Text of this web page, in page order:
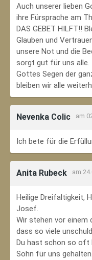
Auch unserer lieben
ihre Fürsprache am
DAS GEBET HILFT!!
Glauben und
unsere Not und die
sorgt gut für uns alle.
Gottes Segen der
bleiben wir alle
Nevenka Colic am
Ich bete für die
Anita Rubeck am
Heilige Dreifaltigkeit,
Josef.
Wir stehen vor einem
dass so viele
Du hast schon so oft
Sohn für uns gehalten.